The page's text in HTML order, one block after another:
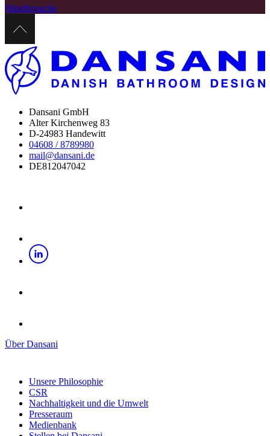
Händlersuche
Dansani GmbH
Alter Kirchenweg 83
D-24983 Handewitt
04608 / 8789980
mail@dansani.de
DE812047042
Über Dansani
Unsere Philosophie
CSR
Nachhaltigkeit und die Umwelt
Presseraum
Medienbank